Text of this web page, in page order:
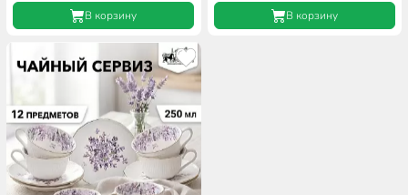
В корзину
В корзину